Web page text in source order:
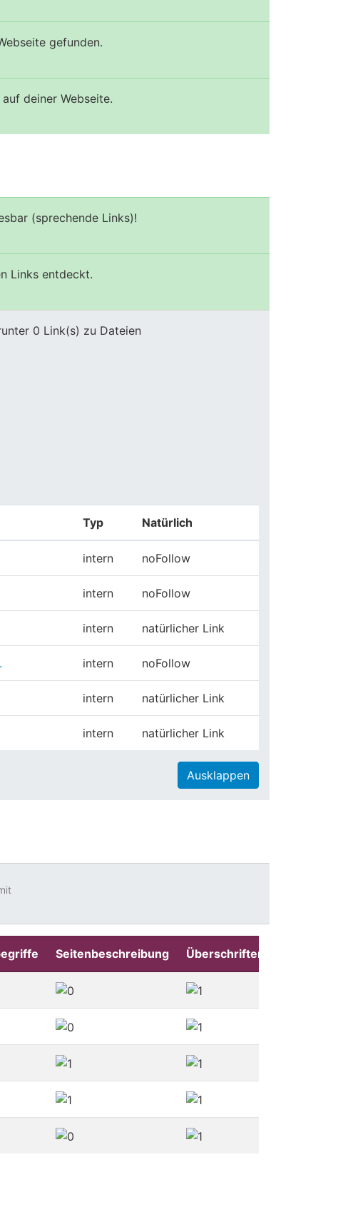
gefunden.
deiner Webseite.
(sprechende Links)!
Links entdeckt.
0 Link(s) zu Dateien
Typ Natürlich
intern noFollow
intern noFollow
intern natürlicher Link
intern noFollow
intern natürlicher Link
intern natürlicher Link
Ausklappen
Seitenbeschreibung Überschriften